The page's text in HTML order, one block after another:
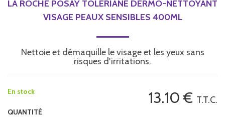
LA ROCHE POSAY TOLÉRIANE DERMO-NETTOYANT
VISAGE PEAUX SENSIBLES 400ML
Nettoie et démaquille le visage et les yeux sans
risques d'irritations.
13.10€ T.T.C.
En stock
QUANTITÉ